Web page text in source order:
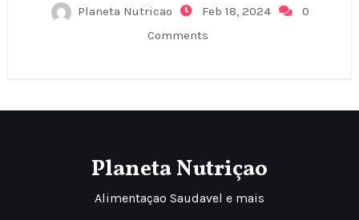
Planeta Nutricao Feb 18, 2024
0
Comments
Planeta Nutriçao
Alimentaçao Saudavel e mais